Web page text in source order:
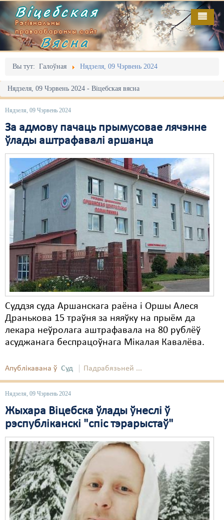
Віцебская
Рэгіянальны
праваабарончы сайт
Вясна
Вы тут: Галоўная Нядзеля, 09 Чэрвень 2024
Нядзеля, 09 Чэрвень 2024 - Віцебская вясна
Нядзеля, 09 Чэрвень 2024
За адмову пачаць прымусовае лячэнне
ўлады аштрафавалі аршанца
Суддзя суда Аршанскага раёна і Оршы Алеся
Дранькова 15 траўня за няяўку на прыём да
лекара неўролага аштрафавала на 80 рублёў
асуджанага беспрацоўнага Мікалая Кавалёва.
Апублікавана ў Суд Падрабязьней ...
Нядзеля, 09 Чэрвень 2024
Жыхара Віцебска ўлады ўнеслі ў
рэспубліканскі "спіс тэрарыстаў"
Галоўная
Адміністрацыйны перасьлед
Акцыі
Выбары
Грамадзянскія ініцыятывы
Дзяржава
Дыскрымінацыя
Карная псыхіятрыя
КПЧ ААН
Культурныя правы
ЛПП
Мігранты
Мірныя сходы
Палітвязьні
Праваабаронцы
Пэнітэнцыярная сыстэма
Распальваньне варожасьці
Рознае
Свабода слова
Свабода сумленьня
Суд
Выданьні
Відэа
Пра нас
RSS